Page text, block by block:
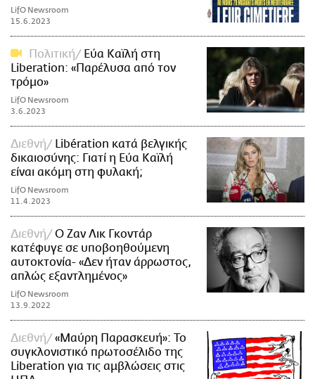
LifO Newsroom
15.6.2023
Πολιτική
Εύα Καϊλή στη
Liberation: «Παρέλυσα από τον
τρόμο»
LifO Newsroom
3.6.2023
Διεθνή
Libération κατά βελγικής
δικαιοσύνης: Γιατί η Εύα Καϊλή
είναι ακόμη στη φυλακή;
LifO Newsroom
11.4.2023
Διεθνή
Ο Ζαν Λικ Γκοντάρ
κατέφυγε σε υποβοηθούμενη
αυτοκτονία- «Δεν ήταν άρρωστος,
απλώς εξαντλημένος»
LifO Newsroom
13.9.2022
Διεθνή
«Μαύρη Παρασκευή»: Το
συγκλονιστικό πρωτοσέλιδο της
Liberation για τις αμβλώσεις στις